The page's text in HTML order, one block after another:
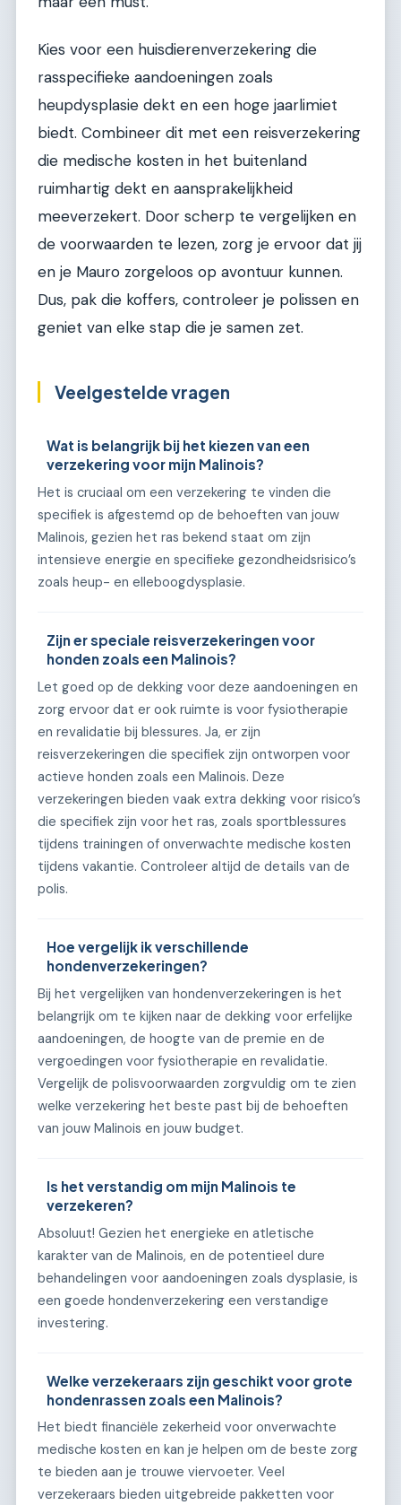
Kies voor een huisdierenverzekering die
rasspecifieke aandoeningen zoals
heupdysplasie dekt en een hoge jaarlimiet
biedt. Combineer dit met een reisverzekering
die medische kosten in het buitenland
ruimhartig dekt en aansprakelijkheid
meeverzekert. Door scherp te vergelijken en
de voorwaarden te lezen, zorg je ervoor dat jij
en je Mauro zorgeloos op avontuur kunnen.
Dus, pak die koffers, controleer je polissen en
geniet van elke stap die je samen zet.
Veelgestelde vragen
Wat is belangrijk bij het kiezen van een
verzekering voor mijn Malinois?
Het is cruciaal om een verzekering te vinden die
specifiek is afgestemd op de behoeften van jouw
Malinois, gezien het ras bekend staat om zijn
intensieve energie en specifieke gezondheidsrisico’s
zoals heup- en elleboogdysplasie.
Zijn er speciale reisverzekeringen voor
honden zoals een Malinois?
Let goed op de dekking voor deze aandoeningen en
zorg ervoor dat er ook ruimte is voor fysiotherapie
en revalidatie bij blessures. Ja, er zijn
reisverzekeringen die specifiek zijn ontworpen voor
actieve honden zoals een Malinois. Deze
verzekeringen bieden vaak extra dekking voor risico’s
die specifiek zijn voor het ras, zoals sportblessures
tijdens trainingen of onverwachte medische kosten
tijdens vakantie. Controleer altijd de details van de
polis.
Hoe vergelijk ik verschillende
hondenverzekeringen?
Bij het vergelijken van hondenverzekeringen is het
belangrijk om te kijken naar de dekking voor erfelijke
aandoeningen, de hoogte van de premie en de
vergoedingen voor fysiotherapie en revalidatie.
Vergelijk de polisvoorwaarden zorgvuldig om te zien
welke verzekering het beste past bij de behoeften
van jouw Malinois en jouw budget.
Is het verstandig om mijn Malinois te
verzekeren?
Absoluut! Gezien het energieke en atletische
karakter van de Malinois, en de potentieel dure
behandelingen voor aandoeningen zoals dysplasie, is
een goede hondenverzekering een verstandige
investering.
Welke verzekeraars zijn geschikt voor grote
hondenrassen zoals een Malinois?
Het biedt financiële zekerheid voor onverwachte
medische kosten en kan je helpen om de beste zorg
te bieden aan je trouwe viervoeter. Veel
verzekeraars bieden uitgebreide pakketten voor